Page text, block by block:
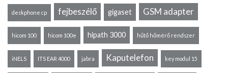
deskphone cp fejbeszélő gigaset GSM adapter
hicom 100 hicom 100e hipath 3000 hűtő hőmérő rendszer
iNELS ITS EAR 4000 jabra Kaputelefon key modul 15